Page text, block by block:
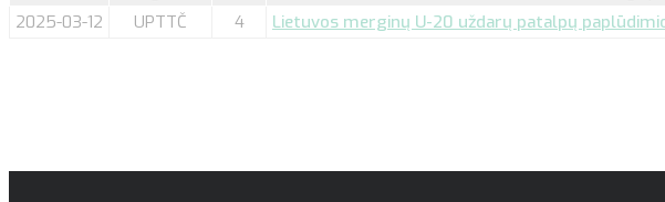
2025-03-12 UPTTČ 4 Lietuvos merginų U-20 uždarų patalpų